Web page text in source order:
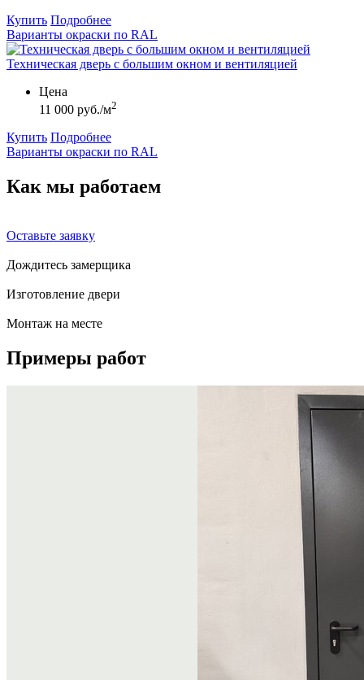
Купить Подробнее
Варианты окраски по RAL
Техническая дверь с большим окном и вентиляцией
Цена
11 000 руб./м2
Купить Подробнее
Варианты окраски по RAL
Как мы работаем
Оставьте заявку
Дождитесь замерщика
Изготовление двери
Монтаж на месте
Примеры работ